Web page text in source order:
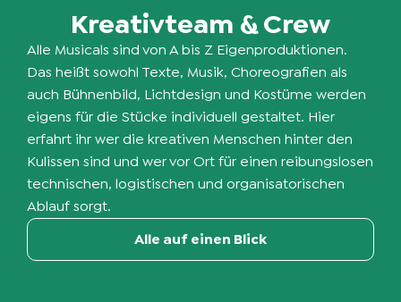
Kreativteam & Crew
Alle Musicals sind von A bis Z Eigenproduktionen.
Das heißt sowohl Texte, Musik, Choreografien als
auch Bühnenbild, Lichtdesign und Kostüme werden
eigens für die Stücke individuell gestaltet. Hier
erfahrt ihr wer die kreativen Menschen hinter den
Kulissen sind und wer vor Ort für einen reibungslosen
technischen, logistischen und organisatorischen
Ablauf sorgt.
Alle auf einen Blick
Inszenierung / Choreografie
Carolin Pommert